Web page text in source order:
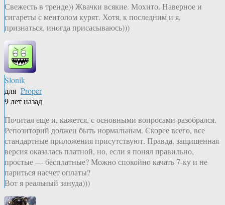
Свежесть в тренде)) Жвачки всякие. Мохито. Наверное и
сигареты с ментолом курят. Хотя, к последним и я,
признаться, иногда присасываюсь)))
Slonik
для Proper
9 лет назад
Почитал еще и, кажется, с основными вопросами разобрался.
Репозиторий должен быть нормальным. Скорее всего, все
стандартные приложения присутствуют. Правда, защищенная
версия оказалась платной, но, если я понял правильно,
простые — бесплатные? Можно спокойно качать 7-ку и не
париться насчет оплаты?
Вот я реальный зануда)))